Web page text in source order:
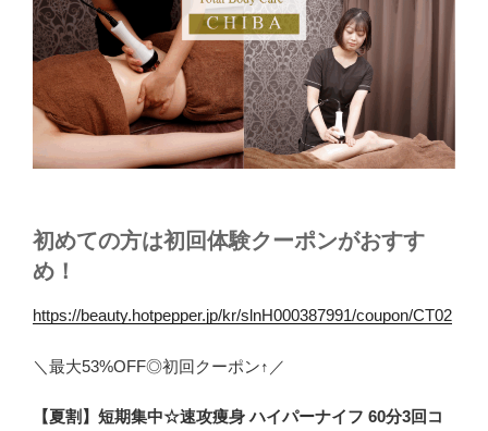
初めての方は初回体験クーポンがおすす
め！
https://beauty.hotpepper.jp/kr/slnH000387991/coupon/CT02
＼最大53%OFF◎初回クーポン↑／
【夏割】短期集中☆速攻痩身 ハイパーナイフ 60分3回コ